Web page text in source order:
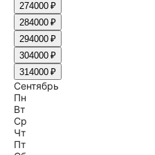
274000 ₽
284000 ₽
294000 ₽
304000 ₽
314000 ₽
Сентябрь
Пн
Вт
Ср
Чт
Пт